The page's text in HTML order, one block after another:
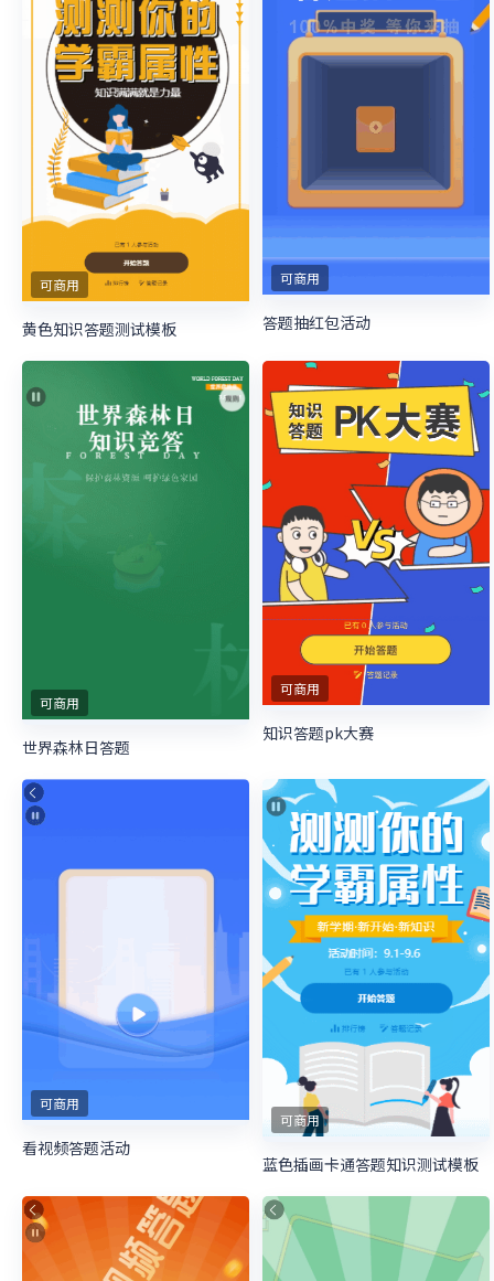
可商用
黄色知识答题测试模板
可商用
答题抽红包活动
可商用
世界森林日答题
可商用
知识答题pk大赛
可商用
看视频答题活动
可商用
蓝色插画卡通答题知识测试模板